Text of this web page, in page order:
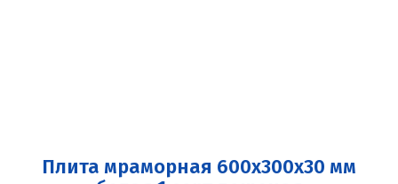
Плита мраморная 600x300x30 мм